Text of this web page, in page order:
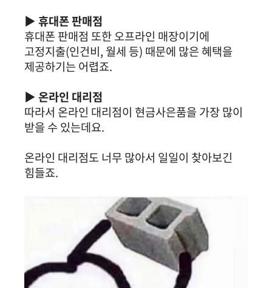
▶ 휴대폰 판매점
휴대폰 판매점 또한 오프라인 매장이기에
고정지출(인건비, 월세 등) 때문에 많은 혜택을
제공하기는 어렵죠.
▶ 온라인 대리점
따라서 온라인 대리점이 현금사은품을 가장 많이
받을 수 있는데요.
온라인 대리점도 너무 많아서 일일이 찾아보긴
힘들죠.